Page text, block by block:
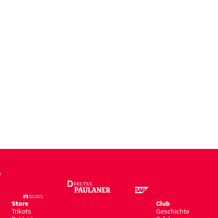
Store
Trikots
Club
Geschichte